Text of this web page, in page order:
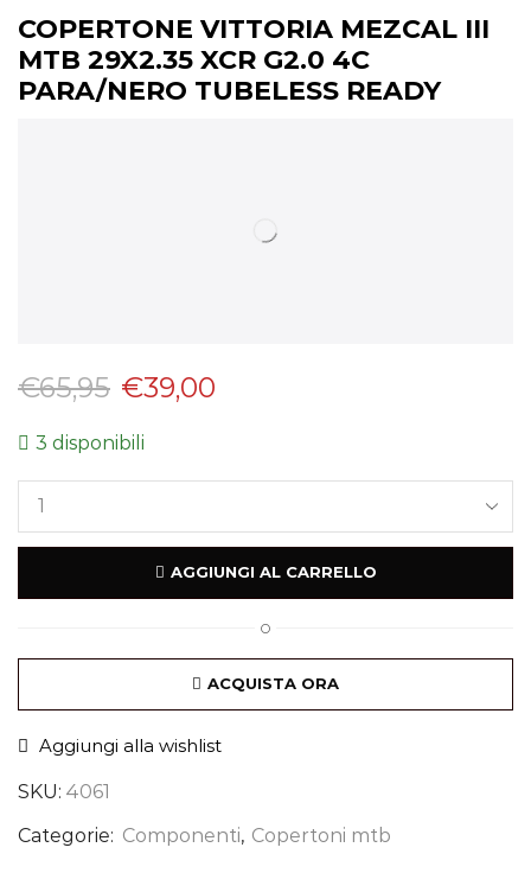
COPERTONE VITTORIA MEZCAL III
MTB 29X2.35 XCR G2.0 4C
PARA/NERO TUBELESS READY
€65,95 €39,00
3 disponibili
AGGIUNGI AL CARRELLO
O
ACQUISTA ORA
Aggiungi alla wishlist
SKU: 4061
Categorie: Componenti, Copertoni mtb